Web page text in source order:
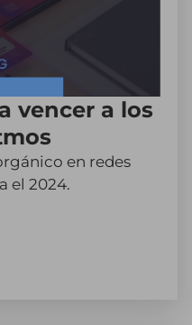
vencer a los
en redes
el 2024.